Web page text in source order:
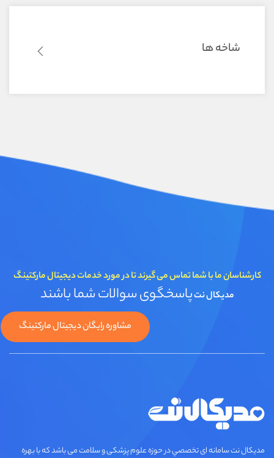
شاخه ها
کارشناسان ما با شما تماس می گیرند تا در مورد خدمات دیجیتال مارکتینگ
مدیکال نتپاسخگوی سوالات شما باشند
مشاوره رایگان دیجیتال مارکتینگ
مديكال نت سامانه ای تخصصي در حوزه علوم پزشکی و سلامت می باشد که با بهره